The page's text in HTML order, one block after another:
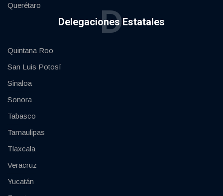
Querétaro
Delegaciones Estatales
D
Quintana Roo
San Luis Potosí
Sinaloa
Sonora
Tabasco
Tamaulipas
Tlaxcala
Veracruz
Yucatán